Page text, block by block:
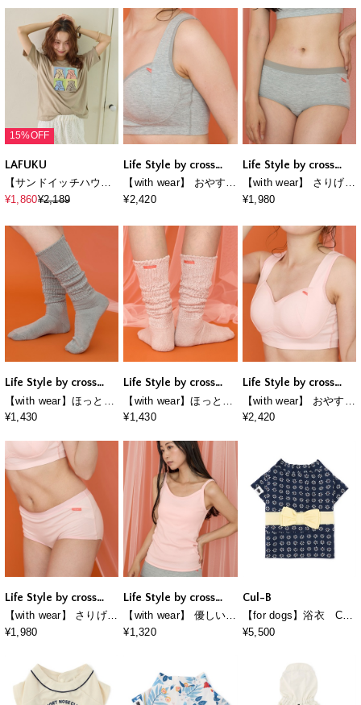
シャツ
シャツ
15%OFF
LAFUKU
【サンドイッチハウス
メルヘン】サガラ刺繍
シャツ
¥1,860¥2,189
Life Style by cross
marche
【with wear】 おやすみ
時間に寄り添うナイト
¥2,420
Life Style by cross
marche
【with wear】 さりげな
く守る軽吸水ショーツ
¥1,980
Life Style by cross
marche
【with wear】ほっとや
すらぐニットルームソ
¥1,430
Life Style by cross
marche
【with wear】ほっとや
すらぐニットルームソ
¥1,430
Life Style by cross
marche
【with wear】 おやすみ
時間に寄り添うナイト
¥2,420
Life Style by cross
marche
【with wear】 さりげな
く守る軽吸水ショーツ
¥1,980
Life Style by cross
marche
【with wear】 優しい着
ごこちの綿混キャミソ
¥1,320
Cul-B
【for dogs】浴衣 Cul-
B/キューブ/愛犬服
¥5,500